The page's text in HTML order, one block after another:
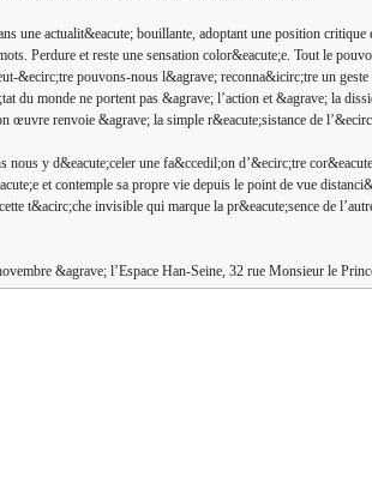
une actualit&eacute; bouillante, adoptant une position
Perdure et reste une sensation color&eacute;e. Tout le
&ecirc;tre pouvons-nous l&agrave; reconna&icirc;tre un
du monde ne portent pas &agrave; l’action et &agrave; la
œuvre renvoie &agrave; la simple r&eacute;sistance de
nous y d&eacute;celer une fa&ccedil;on d’&ecirc;tre
et contemple sa propre vie depuis le point de vue
t&acirc;che invisible qui marque la pr&eacute;sence de
&agrave; l’Espace Han-Seine, 32 rue Monsieur le